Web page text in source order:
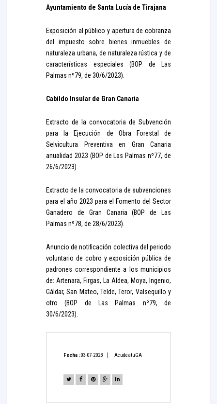
Ayuntamiento de Santa Lucía de Tirajana
Exposición al público y apertura de cobranza
del impuesto sobre bienes inmuebles de
naturaleza urbana, de naturaleza rústica y de
características especiales (BOP de Las
Palmas nº79, de 30/6/2023).
Cabildo Insular de Gran Canaria
Extracto de la convocatoria de Subvención
para la Ejecución de Obra Forestal de
Selvicultura Preventiva en Gran Canaria
anualidad 2023 (BOP de Las Palmas nº77, de
26/6/2023).
Extracto de la convocatoria de subvenciones
para el año 2023 para el Fomento del Sector
Ganadero de Gran Canaria (BOP de Las
Palmas nº78, de 28/6/2023).
Anuncio de notificación colectiva del periodo
voluntario de cobro y exposición pública de
padrones correspondiente a los municipios
de: Artenara, Firgas, La Aldea, Moya, Ingenio,
Gáldar, San Mateo, Telde, Teror, Valsequillo y
otro (BOP de Las Palmas nº79, de
30/6/2023).
Fecha :03-07-2023 AcudeatuGA